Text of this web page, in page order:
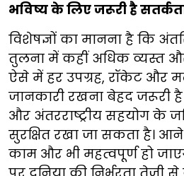
भविष्य के लिए जरूरी है
विशेषज्ञों का मानना है कि
तुलना में कहीं अधिक व्यस्त
ऐसे में हर उपग्रह, रॉकेट और
जानकारी रखना बेहद जरूरी
और अंतरराष्ट्रीय सहयोग के
सुरक्षित रखा जा सकता है।
काम और भी महत्वपूर्ण हो